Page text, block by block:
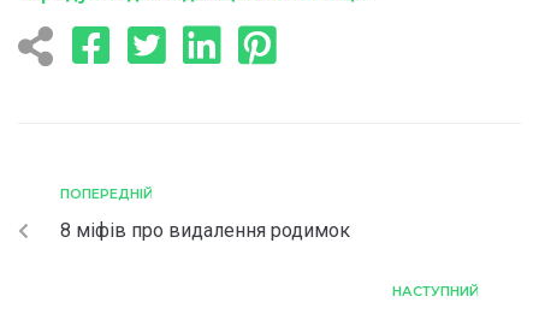
ПОПЕРЕДНІЙ
8 міфів про видалення родимок
НАСТУПНИЙ